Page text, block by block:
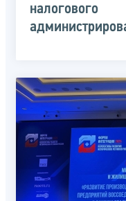
налогового